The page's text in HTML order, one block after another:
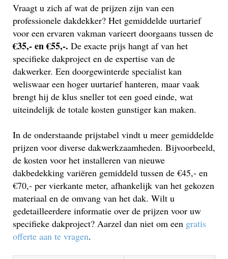
Vraagt u zich af wat de prijzen zijn van een
professionele dakdekker? Het gemiddelde uurtarief
voor een ervaren vakman varieert doorgaans tussen de
€35,- en €55,-. De exacte prijs hangt af van het
specifieke dakproject en de expertise van de
dakwerker. Een doorgewinterde specialist kan
weliswaar een hoger uurtarief hanteren, maar vaak
brengt hij de klus sneller tot een goed einde, wat
uiteindelijk de totale kosten gunstiger kan maken.
In de onderstaande prijstabel vindt u meer gemiddelde
prijzen voor diverse dakwerkzaamheden. Bijvoorbeeld,
de kosten voor het installeren van nieuwe
dakbedekking variëren gemiddeld tussen de €45,- en
€70,- per vierkante meter, afhankelijk van het gekozen
materiaal en de omvang van het dak. Wilt u
gedetailleerdere informatie over de prijzen voor uw
specifieke dakproject? Aarzel dan niet om een gratis
offerte aan te vragen.